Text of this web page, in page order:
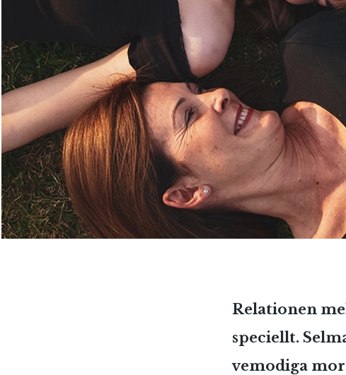
Relationen
speciellt.
vemodiga